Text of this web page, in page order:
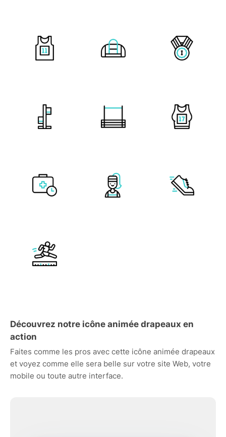
Découvrez notre icône animée drapeaux en
action
Faites comme les pros avec cette icône animée drapeaux
et voyez comme elle sera belle sur votre site Web, votre
mobile ou toute autre interface.